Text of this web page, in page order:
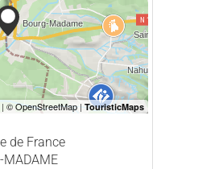
de France
MADAME